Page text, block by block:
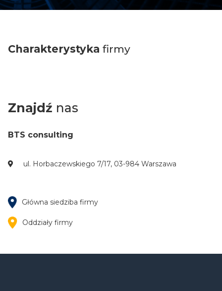
Charakterystyka firmy
Znajdź nas
BTS consulting
ul. Horbaczewskiego 7/17, 03-984 Warszawa
Główna siedziba firmy
Oddziały firmy